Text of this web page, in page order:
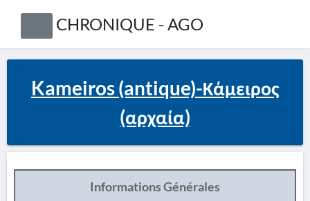
CHRONIQUE - AGO
Kameiros (antique)-Κάμειρος
(αρχαία)
Informations Générales